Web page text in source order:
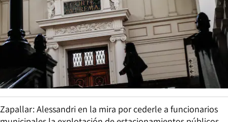
Zapallar: Alessandri en la mira por cederle a funcionarios